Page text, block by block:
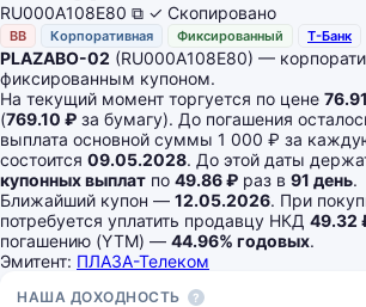
RU000A108E80 ⧉ ✓ Скопировано
BB Корпоративная Фиксированный Т-Банк
PLAZABO-02 (RU000A108E80) —
фиксированным купоном.
На текущий момент торгуется по цене
(769.10 ₽ за бумагу). До погашения
выплата основной суммы 1 000 ₽ за
состоится 09.05.2028. До этой даты
купонных выплат по 49.86 ₽ раз в 91 день.
Ближайший купон — 12.05.2026. При
потребуется уплатить продавцу НКД 49.32
погашению (YTM) — 44.96% годовых.
Эмитент: ПЛАЗА-Телеком
Основные показатели
НАША ДОХОДНОСТЬ ?